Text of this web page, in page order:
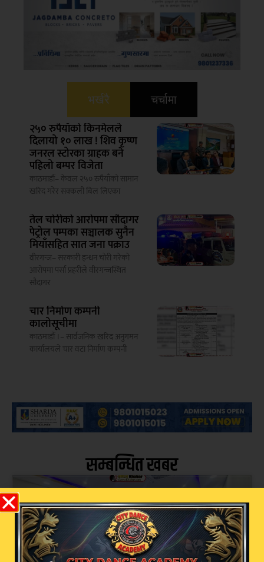
भर्खरै चर्चामा
२५० रुपैयाँको किनमेलले
दिलायो १० लाख ! शिव कृष्ण
जनरल स्टोरका ग्राहक बने
पहिलो बम्पर विजेता
काठमाडौं– केवल २५० रुपैयाँको सामान
खरिद गरेर सक्कली बिल लिएका
तेल चोरीको आरोपमा सौदागर
पेट्रोल पम्पका सञ्चालक सुनैन
मियाँसहित सात जना पक्राउ
वीरगन्ज– सरकारी इन्धन चोरी गरेको
आरोपमा पर्सा प्रहरीले वीरगन्जस्थित
सौदागर
चार निर्माण कम्पनी
कालोसूचीमा
काठमाडौं ।– सार्वजनिक खरिद अनुगमन
कार्यालयले चार वटा निर्माण कम्पनी
सम्बन्धित खबर